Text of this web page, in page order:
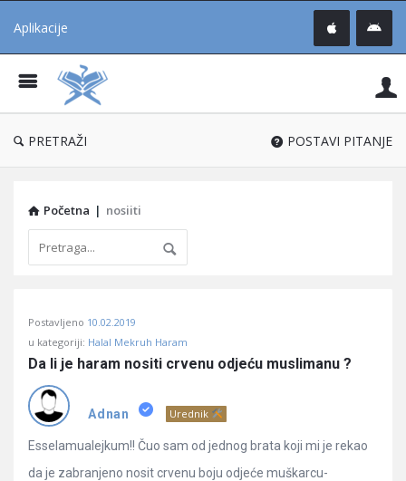
Aplikacije
®
PRETRAŽI POSTAVI PITANJE
Početna | nosiiti
Učene
Latest
Pitanja
Postavljeno 10.02.2019
u kategoriji: Halal Mekruh Haram
Da li je haram nositi crvenu odjeću muslimanu ?
Adnan Urednik
Esselamualejkum!! Čuo sam od jednog brata koji mi je rekao
da je zabranjeno nosit crvenu boju odjeće muškarcu-